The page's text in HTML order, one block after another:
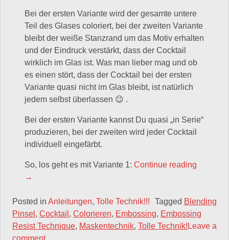
Bei der ersten Variante wird der gesamte untere
Teil des Glases coloriert, bei der zweiten Variante
bleibt der weiße Stanzrand um das Motiv erhalten
und der Eindruck verstärkt, dass der Cocktail
wirklich im Glas ist. Was man lieber mag und ob
es einen stört, dass der Cocktail bei der ersten
Variante quasi nicht im Glas bleibt, ist natürlich
jedem selbst überlassen 😉 .
Bei der ersten Variante kannst Du quasi „in Serie“
produzieren, bei der zweiten wird jeder Cocktail
individuell eingefärbt.
So, los geht es mit Variante 1: Continue reading
→
Posted in Anleitungen, Tolle Technik!!! Tagged Blending
Pinsel , Cocktail , Colorieren, Embossing, Embossing
Resist Technique, Maskentechnik, Tolle Technik! Leave a
comment